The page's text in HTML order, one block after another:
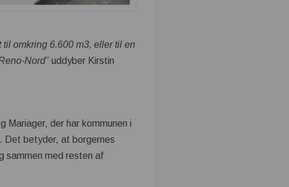
til omkring 6.600 m3, eller til en
Nord” uddyber Kirstin
Mariager, der har kommunen i
Det betyder, at borgernes
sammen med resten af